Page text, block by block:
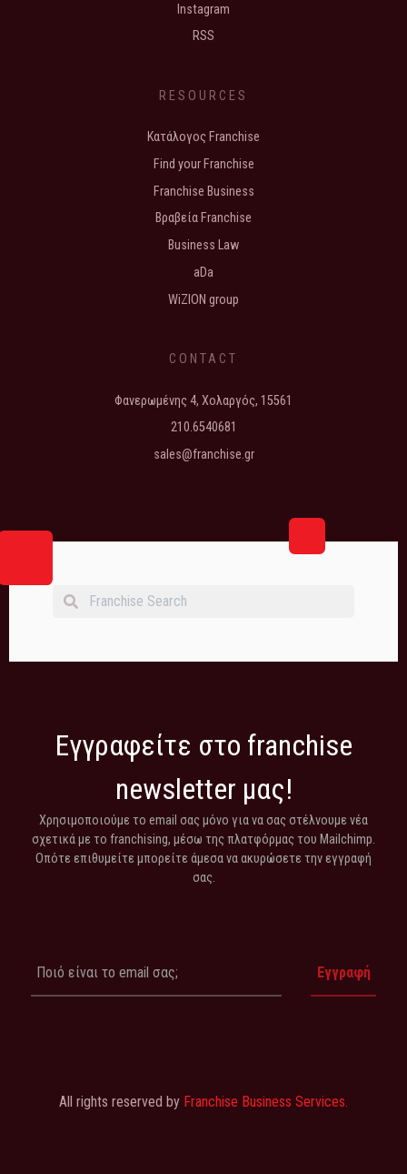
Instagram
RSS
RESOURCES
Κατάλογος Franchise
Find your Franchise
Franchise Business
Βραβεία Franchise
Business Law
aDa
WiZION group
CONTACT
Φανερωμένης 4, Χολαργός, 15561
210.6540681
sales@franchise.gr
Εγγραφείτε στο franchise
newsletter μας!
Χρησιμοποιούμε το email σας μόνο για να σας στέλνουμε νέα
σχετικά με το franchising, μέσω της πλατφόρμας του Mailchimp.
Οπότε επιθυμείτε μπορείτε άμεσα να ακυρώσετε την εγγραφή
σας.
All rights reserved by Franchise Business Services.